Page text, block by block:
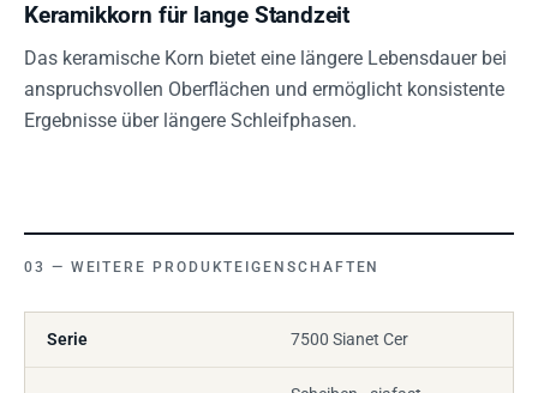
Keramikkorn für lange Standzeit
Das keramische Korn bietet eine längere Lebensdauer bei
anspruchsvollen Oberflächen und ermöglicht konsistente
Ergebnisse über längere Schleifphasen.
WEITERE PRODUKTEIGENSCHAFTEN
Serie 7500 Sianet Cer